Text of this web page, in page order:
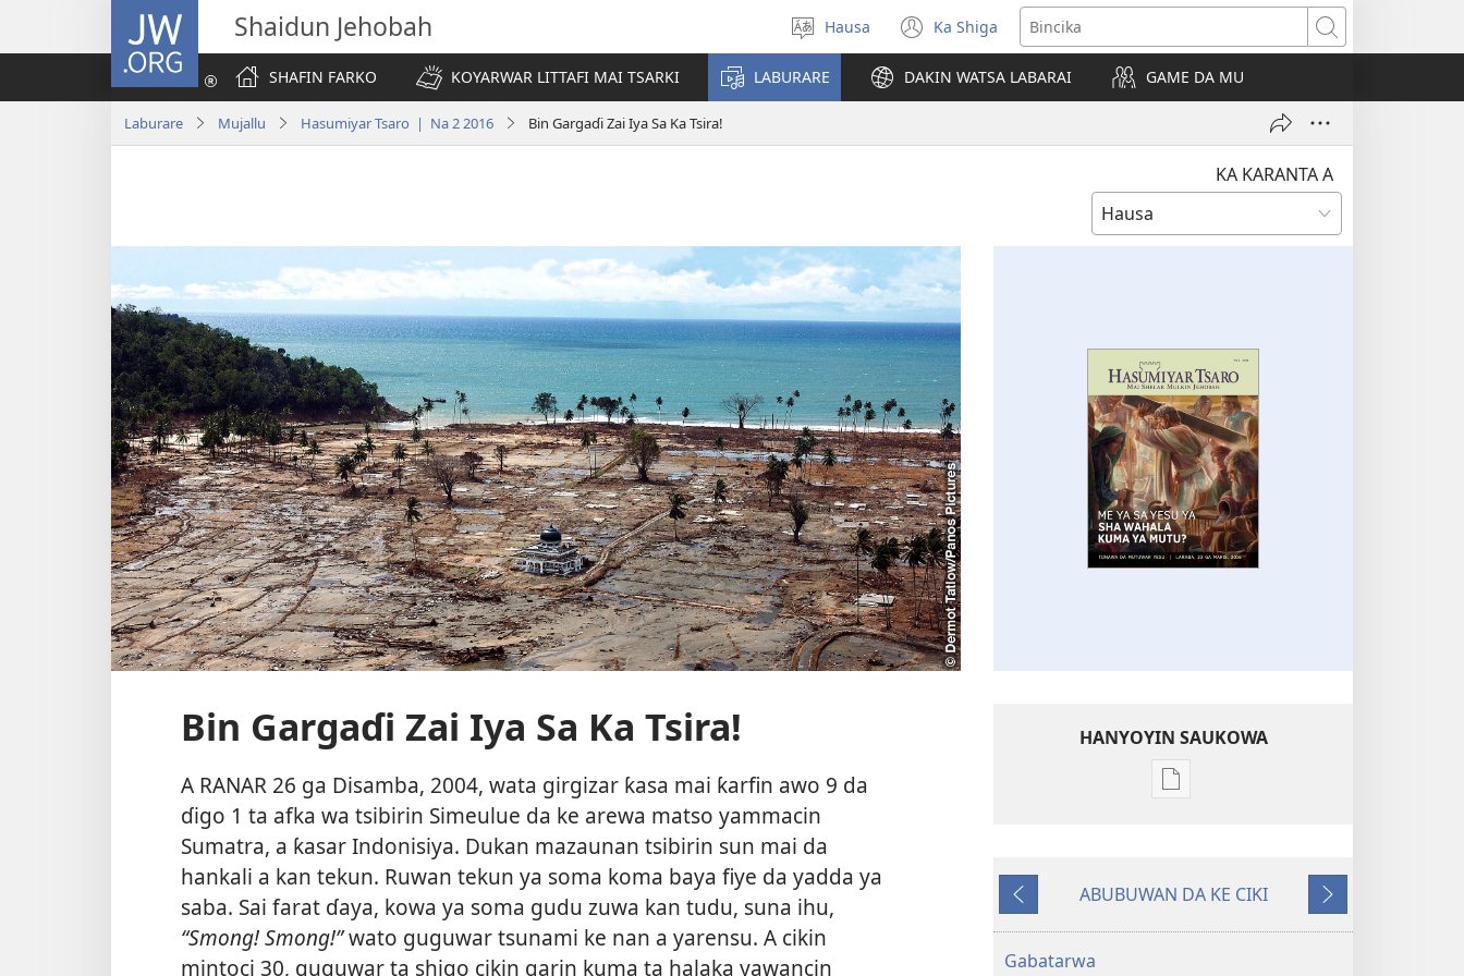
JW.ORG Shaidun Jehobah
Ka
Zabi
Hausa Ka Shiga
(opens
new
window)
Bincika
SHAFIN FARKO
KOYARWAR LITTAFI MAI TSARKI LABURARE DAKIN WATSA LABARAI GAME DA MU
Laburare Mujallu Hasumiyar Tsaro | Na 2 2016 Bin Gargaɗi Zai Iya Sa Ka Tsira!
KA KARANTA A
Bin Gargaɗi Zai Iya Sa Ka Tsira!
A RANAR 26 ga Disamba, 2004, wata girgizar ƙasa mai ƙarfin awo 9 da
ɗigo 1 ta afka wa tsibirin Simeulue da ke arewa matso yammacin
Sumatra, a ƙasar Indonisiya. Dukan mazaunan tsibirin sun mai da
hankali a kan tekun. Ruwan tekun ya soma koma baya fiye da yadda ya
saba. Sai farat ɗaya, kowa ya soma gudu zuwa kan tudu, suna ihu,
“Smong! Smong!”wato guguwar tsunami ke nan a yarensu. A cikin
mintoci 30, guguwar ta shigo cikin garin kuma ta halaka yawancin
HANYOYIN SAUKOWA
Sauko
TSARO
Na
Baya
ABUBUWAN DA KE CIKI
Na
Gaba
Gabatarwa